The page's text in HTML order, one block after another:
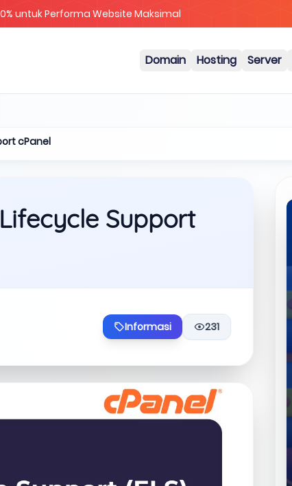
Diskon 25%
Domain Hosting Server
cPanel
Support
Informasi 231